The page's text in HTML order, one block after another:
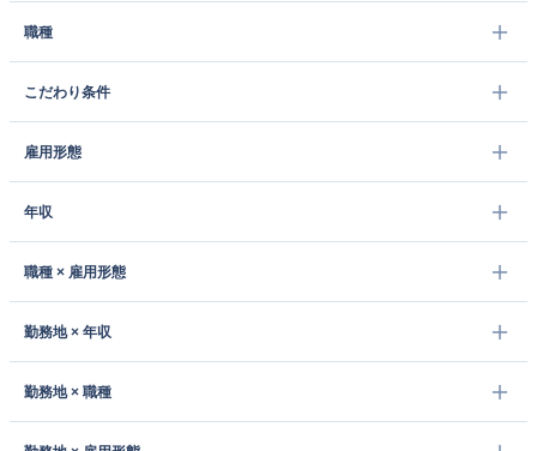
職種
こだわり条件
雇用形態
年収
職種 × 雇用形態
勤務地 × 年収
勤務地 × 職種